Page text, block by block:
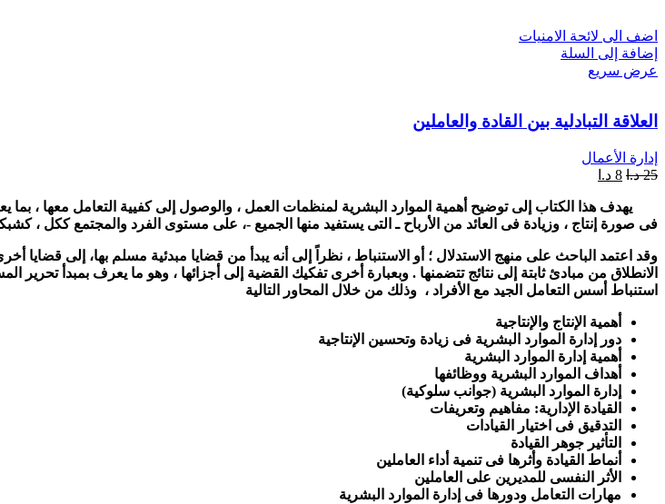
اضف الى لائحة الامنيات
إضافة إلى السلة
عرض سريع
العلاقة التبادلية بين القادة والعاملين
إدارة الأعمال
25 د.ا 8 د.ا
يهدف هذا الكتاب إلى توضيح أهمية الموارد البشرية لمنظمات العمل ، والوصول إلى كفيية التعامل معها ، بما
فى صورة إنتاج ، وزيادة فى العائد من الأرباح ـ التى يستفيد منها الجميع -، على مستوى الفرد والمجتمع ككل ،
وقد اعتمد الباحث على منهج الاستدلال ؛ أو الاستنباط ، نظراً إلى أنه يبدأ من قضايا مبدئية مسلم بها، إلى قضايا
الانطلاق من مبادئ ثابتة إلى نتائج تتضمنها . وبعبارة أخرى تفكيك القضية إلى أجزائها ، وهو ما يعرف بمبدأ
استنباط أسس التعامل الجيد مع الأفراد ، وذلك من خلال المحاور التالية
أهمية الإنتاج والإنتاجية
دور إدارة الموارد البشرية فى زيادة وتحسين الإنتاجية
أهمية إدارة الموارد البشرية
أهداف الموارد البشرية ووظائفها
إدارة الموارد البشرية (جوانب سلوكية)
القيادة الإدارية: مفاهيم وتعريفات
التدقيق فى اختيار القيادات
التأثير جوهر القيادة
أنماط القيادة وأثرها فى تنمية أداء العاملين
الأثر النفسى للمديرين على العاملين
مهارات التعامل ودورها فى إدارة الموارد البشرية